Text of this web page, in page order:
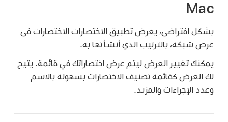
Mac
بشكل افتراضي، يعرض تطبيق الاختصارات الاختصارات في
عرض شبكة، بالترتيب الذي أنشأتها به.
يمكنك تغيير العرض ليتم عرض اختصاراتك في قائمة. يتيح
لك العرض كقائمة تصنيف الاختصارات بسهولة بالاسم
وعدد الإجراءات والمزيد.